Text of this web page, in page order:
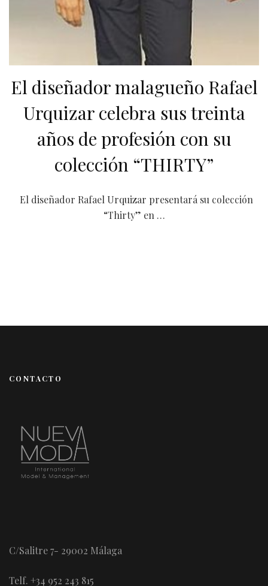
El diseñador malagueño Rafael
Urquizar celebra sus treinta
años de profesión con su
colección “THIRTY”
El diseñador Rafael Urquizar presentará su colección
“Thirty” en …
CONTACTO
C/Salitre 7- 29002 Málaga
Telf. +34 952 243 815